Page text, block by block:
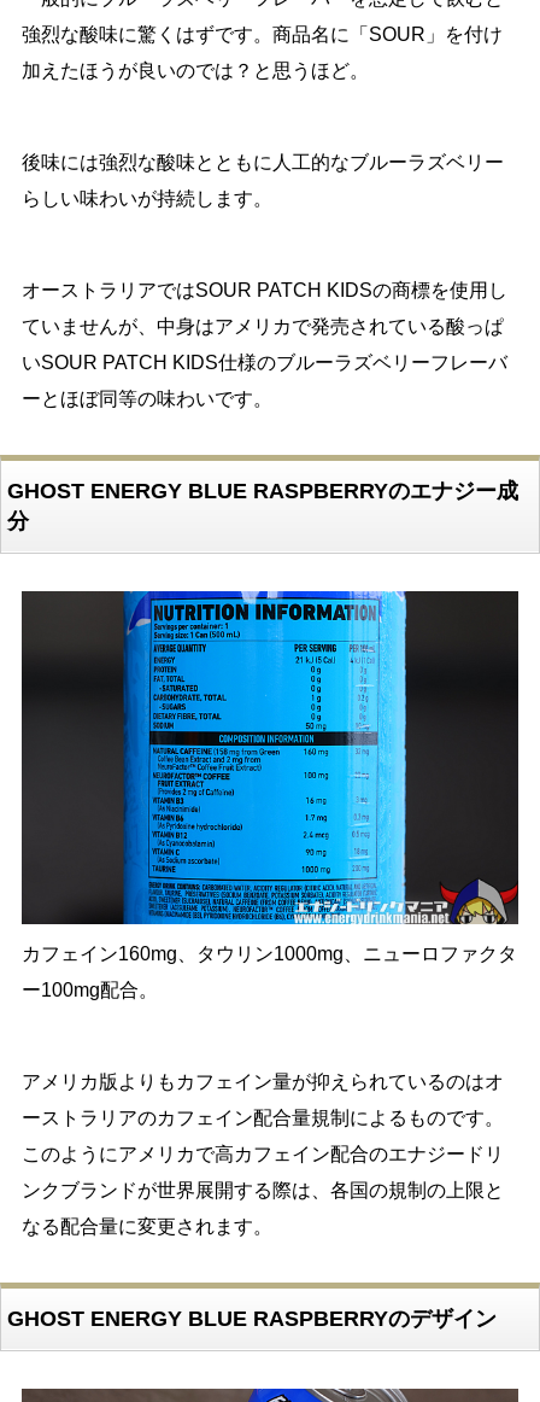
強烈な酸味に驚くはずです。商品名に「SOUR」を付け
加えたほうが良いのでは？と思うほど。
後味には強烈な酸味とともに人工的なブルーラズベリー
らしい味わいが持続します。
オーストラリアではSOUR PATCH KIDSの商標を使用し
ていませんが、中身はアメリカで発売されている酸っぱ
いSOUR PATCH KIDS仕様のブルーラズベリーフレーバ
ーとほぼ同等の味わいです。
GHOST ENERGY BLUE RASPBERRYのエナジー成
分
カフェイン160mg、タウリン1000mg、ニューロファクタ
ー100mg配合。
アメリカ版よりもカフェイン量が抑えられているのはオ
ーストラリアのカフェイン配合量規制によるものです。
このようにアメリカで高カフェイン配合のエナジードリ
ンクブランドが世界展開する際は、各国の規制の上限と
なる配合量に変更されます。
GHOST ENERGY BLUE RASPBERRYのデザイン